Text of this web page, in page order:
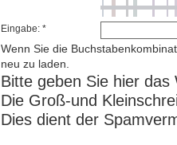
Eingabe: *
Wenn Sie die
neu zu laden.
Bitte geben Sie hier
Die Groß-und
Dies dient der